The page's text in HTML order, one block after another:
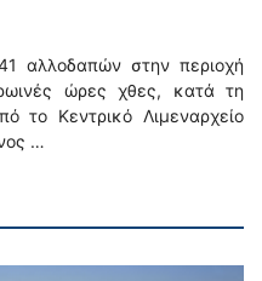
αλλοδαπών στην περιοχή
ώρες χθες, κατά τη
το Κεντρικό Λιμεναρχείο
…